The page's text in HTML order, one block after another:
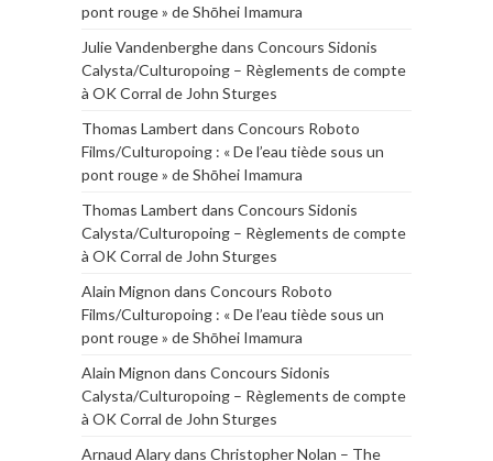
pont rouge » de Shōhei Imamura
Julie Vandenberghedans Concours Sidonis
Calysta/Culturopoing – Règlements de compte
à OK Corral de John Sturges
Thomas Lambert dans Concours Roboto
Films/Culturopoing : « De l’eau tiède sous un
pont rouge » de Shōhei Imamura
Thomas Lambert dans Concours Sidonis
Calysta/Culturopoing – Règlements de compte
à OK Corral de John Sturges
Alain Mignon dans Concours Roboto
Films/Culturopoing : « De l’eau tiède sous un
pont rouge » de Shōhei Imamura
Alain Mignon dans Concours Sidonis
Calysta/Culturopoing – Règlements de compte
à OK Corral de John Sturges
Arnaud Alarydans Christopher Nolan – The